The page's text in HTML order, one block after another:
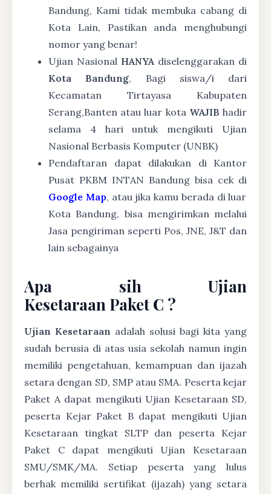
Bandung, Kami tidak membuka cabang di
Kota Lain, Pastikan anda menghubungi
nomor yang benar!
Ujian Nasional HANYA diselenggarakan di
Kota Bandung, Bagi siswa/i dari
Kecamatan Tirtayasa Kabupaten
Serang,Banten atau luar kota WAJIB hadir
selama 4 hari untuk mengikuti Ujian
Nasional Berbasis Komputer (UNBK)
Pendaftaran dapat dilakukan di Kantor
Pusat PKBM INTAN Bandung bisa cek di
Google Map, atau jika kamu berada di luar
Kota Bandung, bisa mengirimkan melalui
Jasa pengiriman seperti Pos, JNE, J&T dan
lain sebagainya
Apa sih Ujian
Kesetaraan Paket C ?
Ujian Kesetaraan adalah solusi bagi kita yang
sudah berusia di atas usia sekolah namun ingin
memiliki pengetahuan, kemampuan dan ijazah
setara dengan SD, SMP atau SMA. Peserta kejar
Paket A dapat mengikuti Ujian Kesetaraan SD,
peserta Kejar Paket B dapat mengikuti Ujian
Kesetaraan tingkat SLTP dan peserta Kejar
Paket C dapat mengikuti Ujian Kesetaraan
SMU/SMK/MA. Setiap peserta yang lulus
berhak memiliki sertifikat (ijazah) yang setara